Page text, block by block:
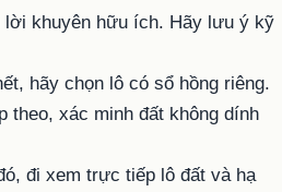
lời khuyên hữu ích. Hãy lưu ý kỹ
hãy chọn lô có sổ hồng riêng.
theo, xác minh đất không dính
đi xem trực tiếp lô đất và hạ